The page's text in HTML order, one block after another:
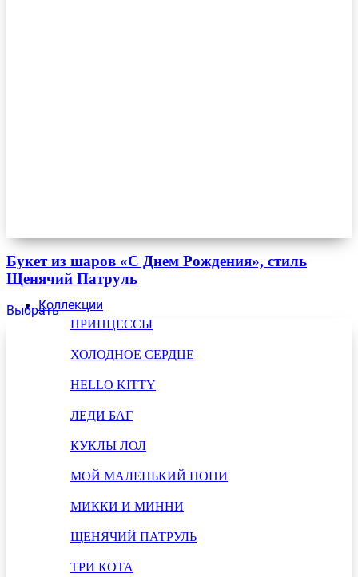
Коллекции
ПРИНЦЕССЫ
ХОЛОДНОЕ СЕРДЦЕ
HELLO KITTY
ЛЕДИ БАГ
КУКЛЫ ЛОЛ
МОЙ МАЛЕНЬКИЙ ПОНИ
МИККИ И МИННИ
ЩЕНЯЧИЙ ПАТРУЛЬ
ТРИ КОТА
Букет из шаров «С Днем Рождения», стиль
Щенячий Патруль
Выбрать